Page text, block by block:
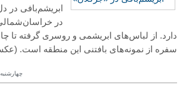
ابریشم‌بافی در
در
دارد. از لباس‌های ابریشمی و روسری گرفته تا
سفره از نمونه‌های بافتنی این منطقه است.
چهارشنبه, ٢۰ شهریور ١۴۰۴ ساعت ١۵:١٢